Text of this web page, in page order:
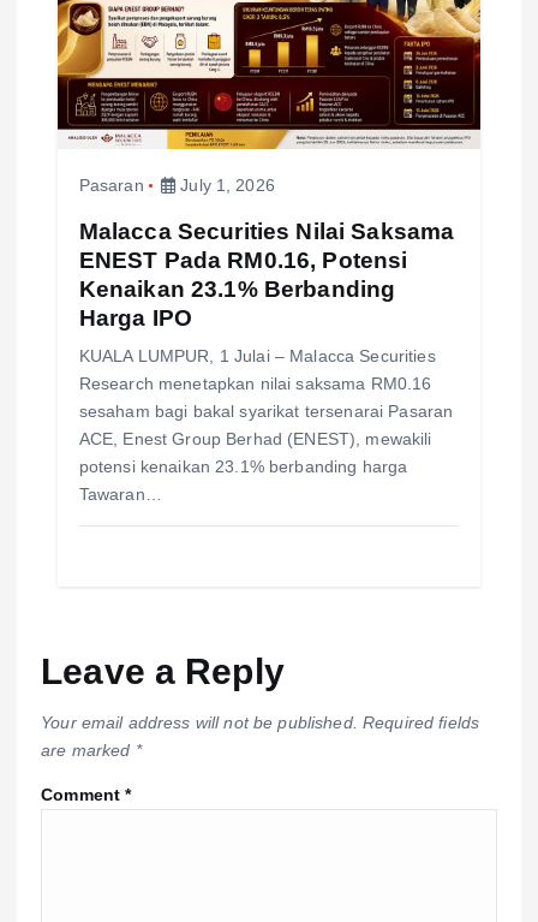
Pasaran July 1, 2026
Malacca Securities Nilai Saksama
ENEST Pada RM0.16, Potensi
Kenaikan 23.1% Berbanding
Harga IPO
KUALA LUMPUR, 1 Julai – Malacca Securities
Research menetapkan nilai saksama RM0.16
sesaham bagi bakal syarikat tersenarai Pasaran
ACE, Enest Group Berhad (ENEST), mewakili
potensi kenaikan 23.1% berbanding harga
Tawaran…
Leave a Reply
Your email address will not be published. Required fields
are marked *
Comment*